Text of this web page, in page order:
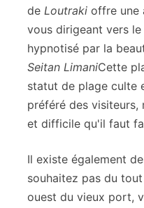
de Loutraki offre une
vous dirigeant vers
hypnotisé par la
Seitan LimaniCette
statut de plage culte
préféré des visiteurs,
et difficile qu'il faut
Il existe également
souhaitez pas du
ouest du vieux port,